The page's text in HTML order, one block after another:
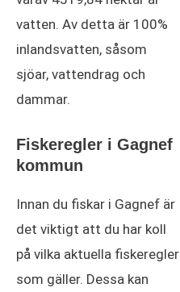
vatten. Av detta är 100%
inlandsvatten, såsom
sjöar, vattendrag och
dammar.
Fiskeregler i Gagnef
kommun
Innan du fiskar i Gagnef är
det viktigt att du har koll
på vilka aktuella fiskeregler
som gäller. Dessa kan